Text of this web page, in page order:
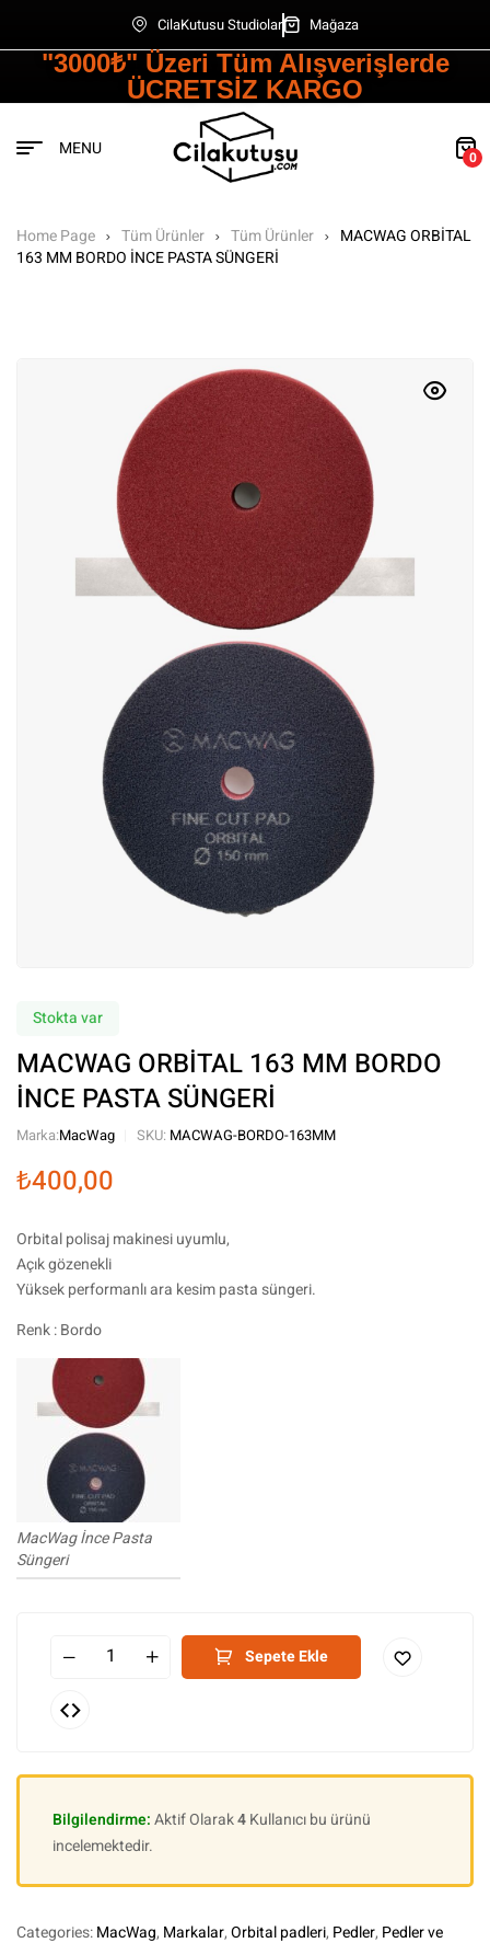
CilaKutusu Studiolar Mağaza
"3000₺" Üzeri Tüm Alışverişlerde
ÜCRETSİZ KARGO
MENU 0
Home Page Tüm Ürünler Tüm Ürünler
MACWAG ORBİTAL
163 MM BORDO İNCE PASTA SÜNGERİ
Stokta var
MACWAG ORBİTAL 163 MM BORDO
İNCE PASTA SÜNGERİ
Marka:MacWag SKU: MACWAG-BORDO-163MM
₺400,00
Orbital polisaj makinesi uyumlu,
Açık gözenekli
Yüksek performanlı ara kesim pasta süngeri.
Renk : Bordo
MacWag İnce Pasta
Süngeri
Sepete Ekle
Bilgilendirme:Aktif Olarak4Kullanıcı bu ürünü
incelemektedir.
Categories:MacWag, Markalar,Orbital padleri, Pedler, Pedler ve